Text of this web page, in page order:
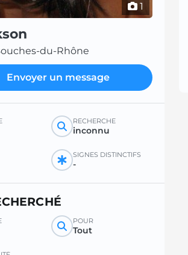
1
du-Rhône
Envoyer un message
RECHERCHE
inconnu
SIGNES DISTINCTIFS
-
POUR
Tout